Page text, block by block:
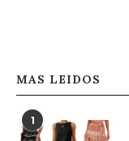
MAS LEIDOS
1